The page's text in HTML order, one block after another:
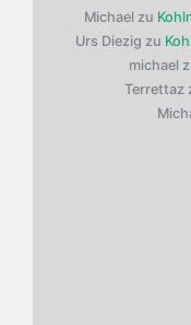
Michael zu
Urs Diezig zu
michael
Terrettaz